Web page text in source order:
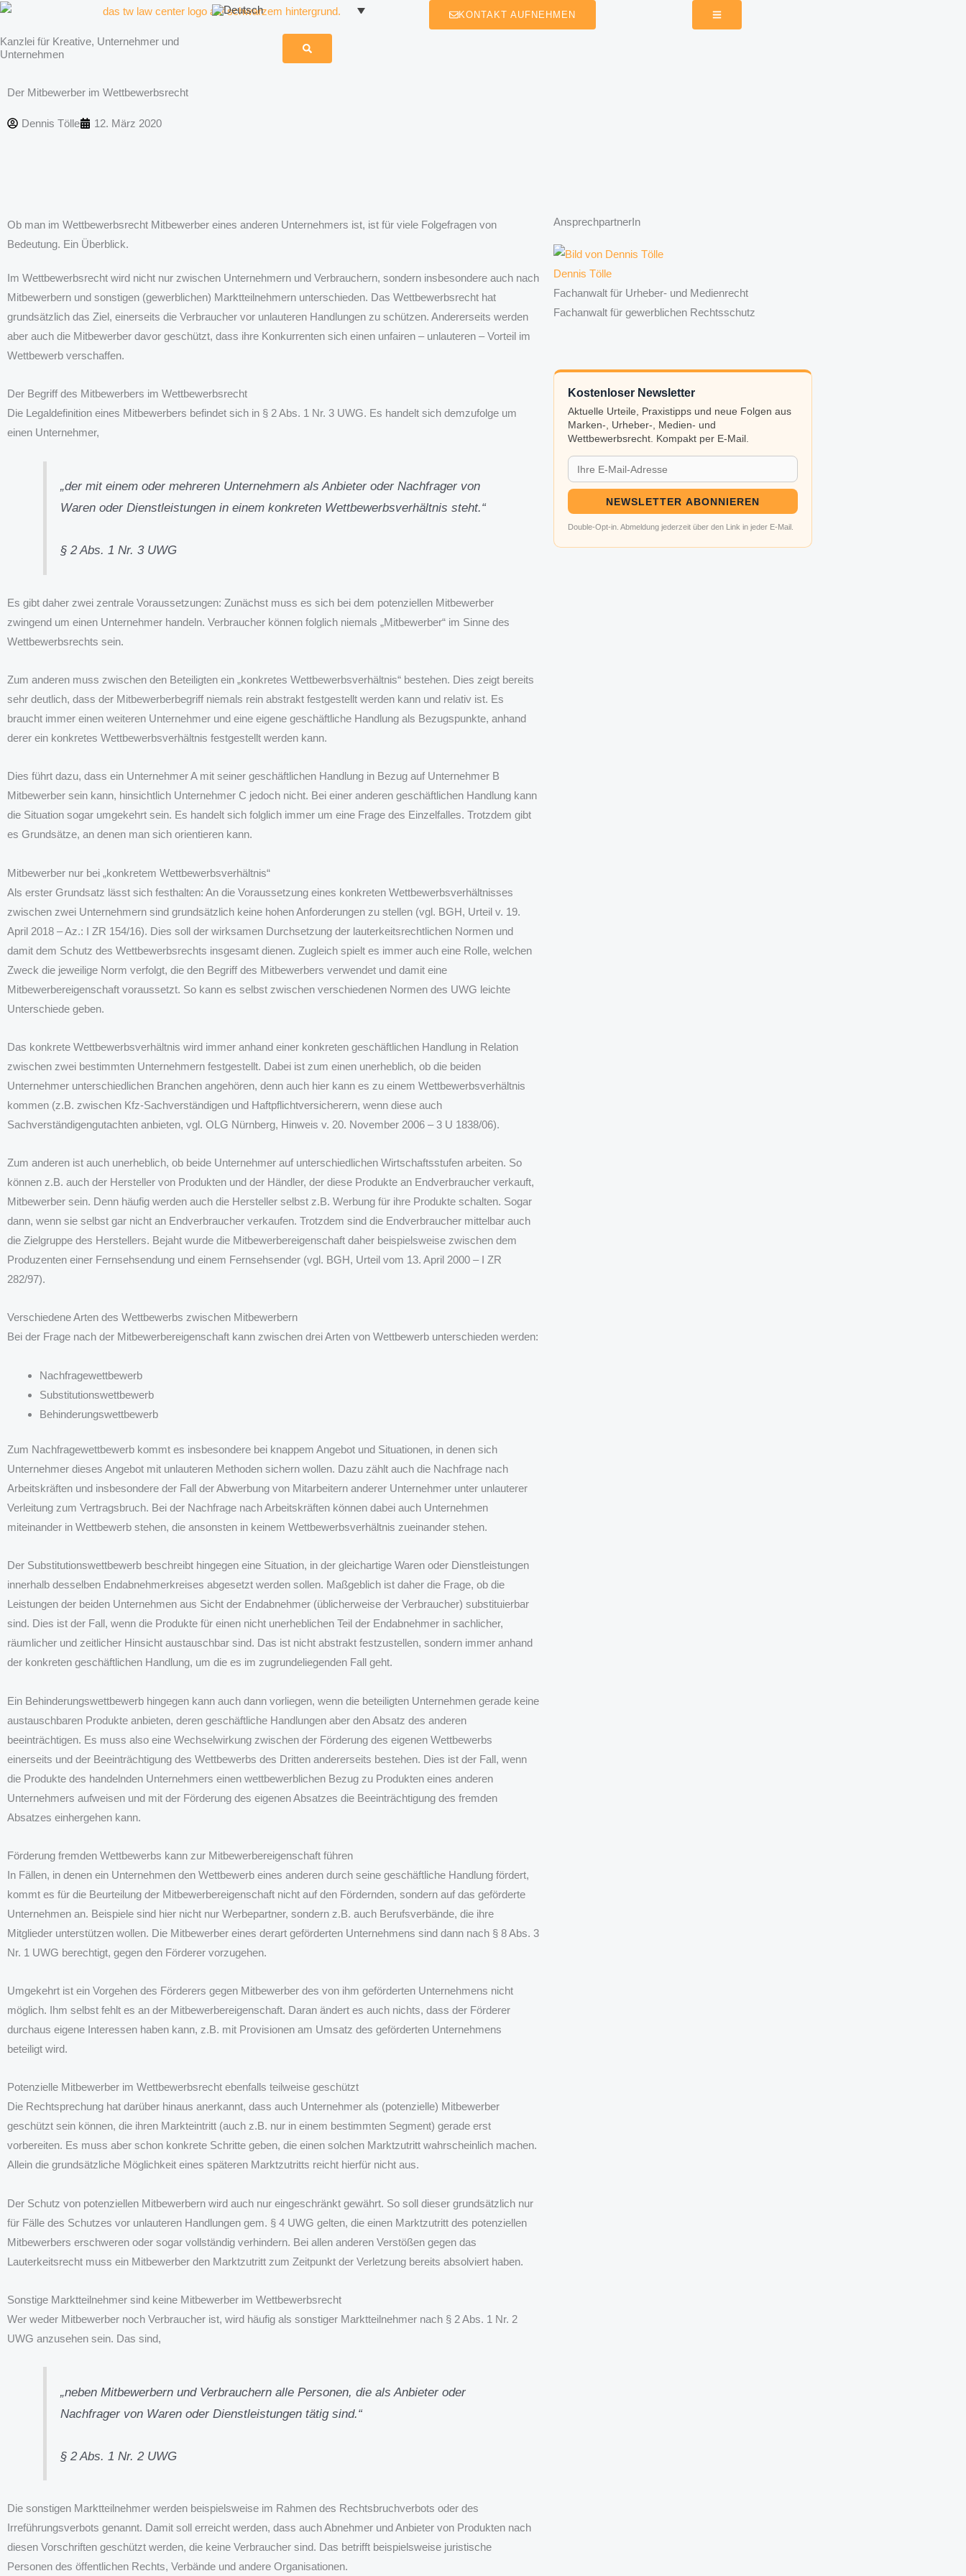
Zum
springen
Kanzlei für Kreative, Unternehmer und
Unternehmen
KONTAKT AUFNEHMEN
Der Mitbewerber im Wettbewerbsrecht
Dennis Tölle 12. März 2020
Ob man im Wettbewerbsrecht Mitbewerber eines anderen Unternehmers ist, ist für viele Folgefragen von
Bedeutung. Ein Überblick.
Im Wettbewerbsrecht wird nicht nur zwischen Unternehmern und Verbrauchern, sondern insbesondere auch nach
Mitbewerbern und sonstigen (gewerblichen) Marktteilnehmern unterschieden. Das Wettbewerbsrecht hat
grundsätzlich das Ziel, einerseits die Verbraucher vor unlauteren Handlungen zu schützen. Andererseits werden
aber auch die Mitbewerber davor geschützt, dass ihre Konkurrenten sich einen unfairen – unlauteren – Vorteil im
Wettbewerb verschaffen.
Der Begriff des Mitbewerbers im Wettbewerbsrecht
Die Legaldefinition eines Mitbewerbers befindet sich in § 2 Abs. 1 Nr. 3 UWG. Es handelt sich demzufolge um
einen Unternehmer,
„der mit einem oder mehreren Unternehmern als Anbieter oder Nachfrager von
Waren oder Dienstleistungen in einem konkreten Wettbewerbsverhältnis steht.“
§ 2 Abs. 1 Nr. 3 UWG
Es gibt daher zwei zentrale Voraussetzungen: Zunächst muss es sich bei dem potenziellen Mitbewerber
zwingend um einen Unternehmer handeln. Verbraucher können folglich niemals „Mitbewerber“ im Sinne des
Wettbewerbsrechts sein.
Zum anderen muss zwischen den Beteiligten ein „konkretes Wettbewerbsverhältnis“ bestehen. Dies zeigt bereits
sehr deutlich, dass der Mitbewerberbegriff niemals rein abstrakt festgestellt werden kann und relativ ist. Es
braucht immer einen weiteren Unternehmer und eine eigene geschäftliche Handlung als Bezugspunkte, anhand
derer ein konkretes Wettbewerbsverhältnis festgestellt werden kann.
Dies führt dazu, dass ein Unternehmer A mit seiner geschäftlichen Handlung in Bezug auf Unternehmer B
Mitbewerber sein kann, hinsichtlich Unternehmer C jedoch nicht. Bei einer anderen geschäftlichen Handlung kann
die Situation sogar umgekehrt sein. Es handelt sich folglich immer um eine Frage des Einzelfalles. Trotzdem gibt
es Grundsätze, an denen man sich orientieren kann.
Mitbewerber nur bei „konkretem Wettbewerbsverhältnis“
Als erster Grundsatz lässt sich festhalten: An die Voraussetzung eines konkreten Wettbewerbsverhältnisses
zwischen zwei Unternehmern sind grundsätzlich keine hohen Anforderungen zu stellen (vgl. BGH, Urteil v. 19.
April 2018 – Az.: I ZR 154/16). Dies soll der wirksamen Durchsetzung der lauterkeitsrechtlichen Normen und
damit dem Schutz des Wettbewerbsrechts insgesamt dienen. Zugleich spielt es immer auch eine Rolle, welchen
Zweck die jeweilige Norm verfolgt, die den Begriff des Mitbewerbers verwendet und damit eine
Mitbewerbereigenschaft voraussetzt. So kann es selbst zwischen verschiedenen Normen des UWG leichte
Unterschiede geben.
Das konkrete Wettbewerbsverhältnis wird immer anhand einer konkreten geschäftlichen Handlung in Relation
zwischen zwei bestimmten Unternehmern festgestellt. Dabei ist zum einen unerheblich, ob die beiden
Unternehmer unterschiedlichen Branchen angehören, denn auch hier kann es zu einem Wettbewerbsverhältnis
kommen (z.B. zwischen Kfz-Sachverständigen und Haftpflichtversicherern, wenn diese auch
Sachverständigengutachten anbieten, vgl. OLG Nürnberg, Hinweis v. 20. November 2006 – 3 U 1838/06).
Zum anderen ist auch unerheblich, ob beide Unternehmer auf unterschiedlichen Wirtschaftsstufen arbeiten. So
können z.B. auch der Hersteller von Produkten und der Händler, der diese Produkte an Endverbraucher verkauft,
Mitbewerber sein. Denn häufig werden auch die Hersteller selbst z.B. Werbung für ihre Produkte schalten. Sogar
dann, wenn sie selbst gar nicht an Endverbraucher verkaufen. Trotzdem sind die Endverbraucher mittelbar auch
die Zielgruppe des Herstellers. Bejaht wurde die Mitbewerbereigenschaft daher beispielsweise zwischen dem
Produzenten einer Fernsehsendung und einem Fernsehsender (vgl. BGH, Urteil vom 13. April 2000 – I ZR
282/97).
Verschiedene Arten des Wettbewerbs zwischen Mitbewerbern
Bei der Frage nach der Mitbewerbereigenschaft kann zwischen drei Arten von Wettbewerb unterschieden werden:
Nachfragewettbewerb
Substitutionswettbewerb
Behinderungswettbewerb
Zum Nachfragewettbewerb kommt es insbesondere bei knappem Angebot und Situationen, in denen sich
Unternehmer dieses Angebot mit unlauteren Methoden sichern wollen. Dazu zählt auch die Nachfrage nach
Arbeitskräften und insbesondere der Fall der Abwerbung von Mitarbeitern anderer Unternehmer unter unlauterer
Verleitung zum Vertragsbruch. Bei der Nachfrage nach Arbeitskräften können dabei auch Unternehmen
miteinander in Wettbewerb stehen, die ansonsten in keinem Wettbewerbsverhältnis zueinander stehen.
Der Substitutionswettbewerb beschreibt hingegen eine Situation, in der gleichartige Waren oder Dienstleistungen
innerhalb desselben Endabnehmerkreises abgesetzt werden sollen. Maßgeblich ist daher die Frage, ob die
Leistungen der beiden Unternehmen aus Sicht der Endabnehmer (üblicherweise der Verbraucher) substituierbar
sind. Dies ist der Fall, wenn die Produkte für einen nicht unerheblichen Teil der Endabnehmer in sachlicher,
räumlicher und zeitlicher Hinsicht austauschbar sind. Das ist nicht abstrakt festzustellen, sondern immer anhand
der konkreten geschäftlichen Handlung, um die es im zugrundeliegenden Fall geht.
Ein Behinderungswettbewerb hingegen kann auch dann vorliegen, wenn die beteiligten Unternehmen gerade keine
austauschbaren Produkte anbieten, deren geschäftliche Handlungen aber den Absatz des anderen
beeinträchtigen. Es muss also eine Wechselwirkung zwischen der Förderung des eigenen Wettbewerbs
einerseits und der Beeinträchtigung des Wettbewerbs des Dritten andererseits bestehen. Dies ist der Fall, wenn
die Produkte des handelnden Unternehmers einen wettbewerblichen Bezug zu Produkten eines anderen
Unternehmers aufweisen und mit der Förderung des eigenen Absatzes die Beeinträchtigung des fremden
Absatzes einhergehen kann.
Förderung fremden Wettbewerbs kann zur Mitbewerbereigenschaft führen
In Fällen, in denen ein Unternehmen den Wettbewerb eines anderen durch seine geschäftliche Handlung fördert,
kommt es für die Beurteilung der Mitbewerbereigenschaft nicht auf den Fördernden, sondern auf das geförderte
Unternehmen an. Beispiele sind hier nicht nur Werbepartner, sondern z.B. auch Berufsverbände, die ihre
Mitglieder unterstützen wollen. Die Mitbewerber eines derart geförderten Unternehmens sind dann nach § 8 Abs. 3
Nr. 1 UWG berechtigt, gegen den Förderer vorzugehen.
Umgekehrt ist ein Vorgehen des Förderers gegen Mitbewerber des von ihm geförderten Unternehmens nicht
möglich. Ihm selbst fehlt es an der Mitbewerbereigenschaft. Daran ändert es auch nichts, dass der Förderer
durchaus eigene Interessen haben kann, z.B. mit Provisionen am Umsatz des geförderten Unternehmens
beteiligt wird.
Potenzielle Mitbewerber im Wettbewerbsrecht ebenfalls teilweise geschützt
Die Rechtsprechung hat darüber hinaus anerkannt, dass auch Unternehmer als (potenzielle) Mitbewerber
geschützt sein können, die ihren Markteintritt (auch z.B. nur in einem bestimmten Segment) gerade erst
vorbereiten. Es muss aber schon konkrete Schritte geben, die einen solchen Marktzutritt wahrscheinlich machen.
Allein die grundsätzliche Möglichkeit eines späteren Marktzutritts reicht hierfür nicht aus.
Der Schutz von potenziellen Mitbewerbern wird auch nur eingeschränkt gewährt. So soll dieser grundsätzlich nur
für Fälle des Schutzes vor unlauteren Handlungen gem. § 4 UWG gelten, die einen Marktzutritt des potenziellen
Mitbewerbers erschweren oder sogar vollständig verhindern. Bei allen anderen Verstößen gegen das
Lauterkeitsrecht muss ein Mitbewerber den Marktzutritt zum Zeitpunkt der Verletzung bereits absolviert haben.
Sonstige Marktteilnehmer sind keine Mitbewerber im Wettbewerbsrecht
Wer weder Mitbewerber noch Verbraucher ist, wird häufig als sonstiger Marktteilnehmer nach § 2 Abs. 1 Nr. 2
UWG anzusehen sein. Das sind,
„neben Mitbewerbern und Verbrauchern alle Personen, die als Anbieter oder
Nachfrager von Waren oder Dienstleistungen tätig sind.“
§ 2 Abs. 1 Nr. 2 UWG
Die sonstigen Marktteilnehmer werden beispielsweise im Rahmen des Rechtsbruchverbots oder des
Irreführungsverbots genannt. Damit soll erreicht werden, dass auch Abnehmer und Anbieter von Produkten nach
diesen Vorschriften geschützt werden, die keine Verbraucher sind. Das betrifft beispielsweise juristische
Personen des öffentlichen Rechts, Verbände und andere Organisationen.
AnsprechpartnerIn
Dennis Tölle
Fachanwalt für Urheber- und Medienrecht
Fachanwalt für gewerblichen Rechtsschutz
Kostenloser Newsletter
Aktuelle Urteile, Praxistipps und neue Folgen aus
Marken-, Urheber-, Medien- und
Wettbewerbsrecht. Kompakt per E-Mail.
NEWSLETTER ABONNIEREN
Double-Opt-in. Abmeldung jederzeit über den Link in jeder E-Mail.